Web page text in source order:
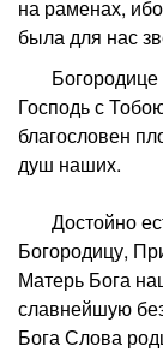
на раменах,
была для нас
Богородице
Господь с
благословен
душ наших.
Достойно
Богородицу,
Матерь Бога
славнейшую
Бога Слова